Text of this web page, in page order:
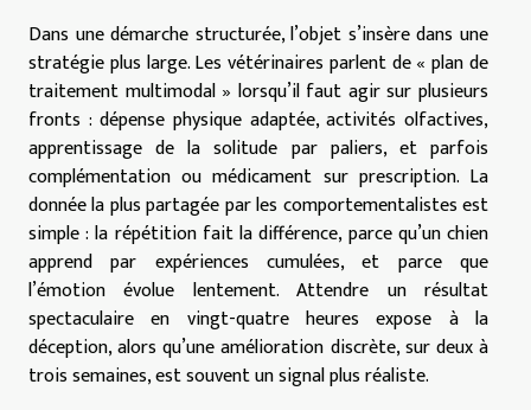
Dans une démarche structurée, l’objet s’insère dans une
stratégie plus large. Les vétérinaires parlent de « plan de
traitement multimodal » lorsqu’il faut agir sur plusieurs
fronts : dépense physique adaptée, activités olfactives,
apprentissage de la solitude par paliers, et parfois
complémentation ou médicament sur prescription. La
donnée la plus partagée par les comportementalistes est
simple : la répétition fait la différence, parce qu’un chien
apprend par expériences cumulées, et parce que
l’émotion évolue lentement. Attendre un résultat
spectaculaire en vingt-quatre heures expose à la
déception, alors qu’une amélioration discrète, sur deux à
trois semaines, est souvent un signal plus réaliste.